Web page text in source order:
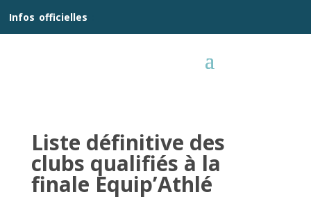
Infos officielles
Liste définitive des
clubs qualifiés à la
finale Equip’Athlé